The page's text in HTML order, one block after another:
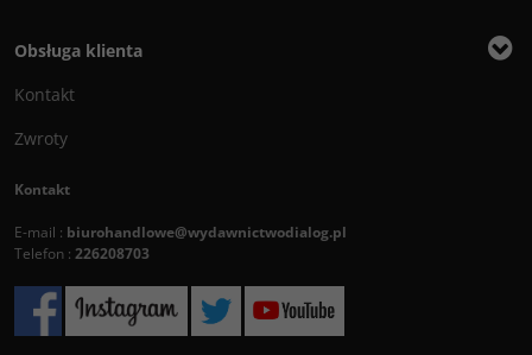
Obsługa klienta
Kontakt
Zwroty
Kontakt
E-mail : biurohandlowe@wydawnictwodialog.pl
Telefon : 226208703